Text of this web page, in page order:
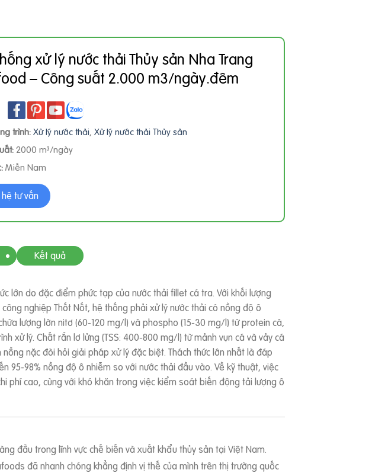
xử lý nước thải Thủy sản Nha Trang
– Công suất 2.000 m3/ngày.đêm
trình:Xử lý nước thải, Xử lý nước thải Thủy sản
2000 m³/ngày
Miền Nam
hệ tư vấn
Kết quả
lớn do đặc điểm phức tạp của nước thải fillet cá tra. Với khối lượng
nghiệp Thốt Nốt, hệ thống phải xử lý nước thải có nồng độ ô
lượng lớn nitơ (60-120 mg/l) và phospho (15-30 mg/l) từ protein cá,
xử lý. Chất rắn lơ lửng (TSS: 400-800 mg/l) từ mảnh vụn cá và vảy cá
nặc đòi hỏi giải pháp xử lý đặc biệt. Thách thức lớn nhất là đáp
95-98% nồng độ ô nhiễm so với nước thải đầu vào. Về kỹ thuật, việc
phí cao, cùng với khó khăn trong việc kiểm soát biến động tải lượng ô
đầu trong lĩnh vực chế biến và xuất khẩu thủy sản tại Việt Nam.
đã nhanh chóng khẳng định vị thế của mình trên thị trường quốc